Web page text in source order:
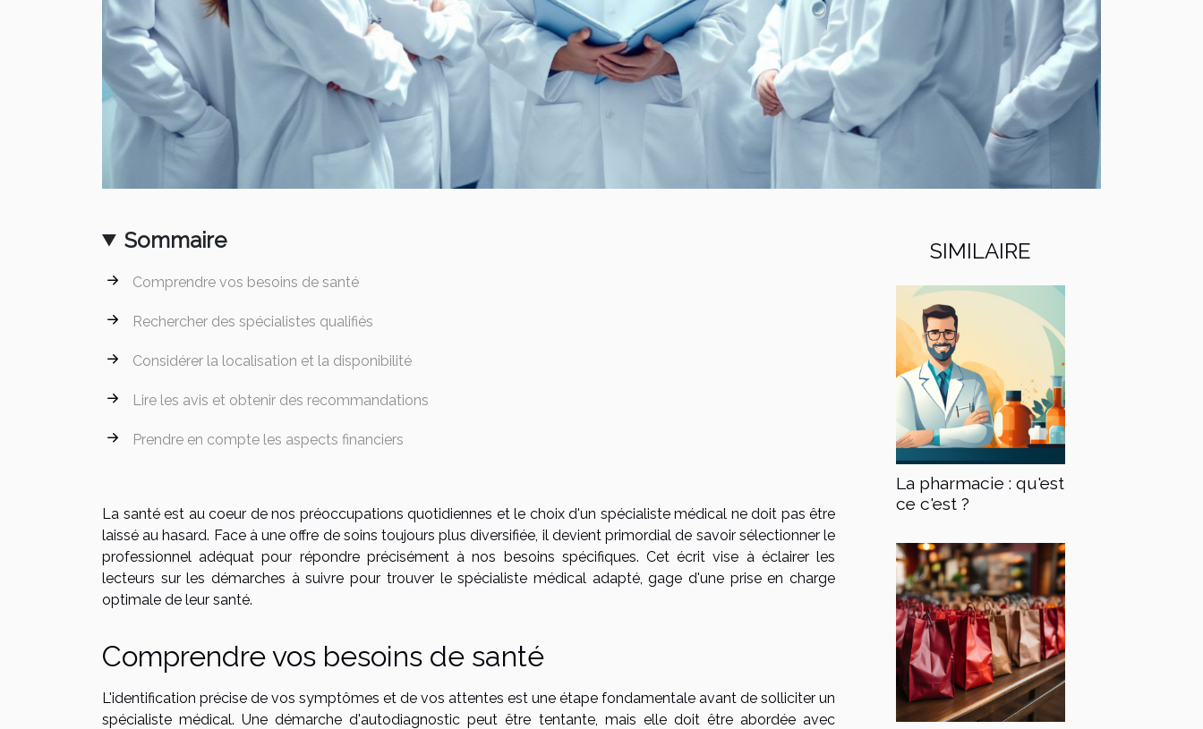
Sommaire
Comprendre vos besoins de santé
Rechercher des spécialistes qualifiés
Considérer la localisation et la disponibilité
Lire les avis et obtenir des recommandations
Prendre en compte les aspects financiers
La santé est au coeur de nos préoccupations quotidiennes et le choix d'un spécialiste médical ne doit pas être
laissé au hasard. Face à une offre de soins toujours plus diversifiée, il devient primordial de savoir sélectionner le
professionnel adéquat pour répondre précisément à nos besoins spécifiques. Cet écrit vise à éclairer les
lecteurs sur les démarches à suivre pour trouver le spécialiste médical adapté, gage d'une prise en charge
optimale de leur santé.
Comprendre vos besoins de santé
L'identification précise de vos symptômes et de vos attentes est une étape fondamentale avant de solliciter un
spécialiste médical. Une démarche d'autodiagnostic peut être tentante, mais elle doit être abordée avec
SIMILAIRE
La pharmacie : qu'est
ce c'est ?